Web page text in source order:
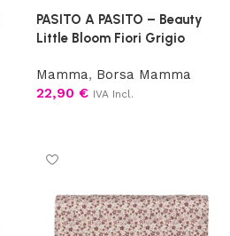
PASITO A PASITO – Beauty
Little Bloom Fiori Grigio
Mamma, Borsa Mamma
22,90 € IVA Incl.